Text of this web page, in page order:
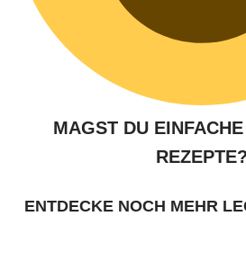
MAGST DU
REZEPTE?
ENTDECKE NOCH MEHR